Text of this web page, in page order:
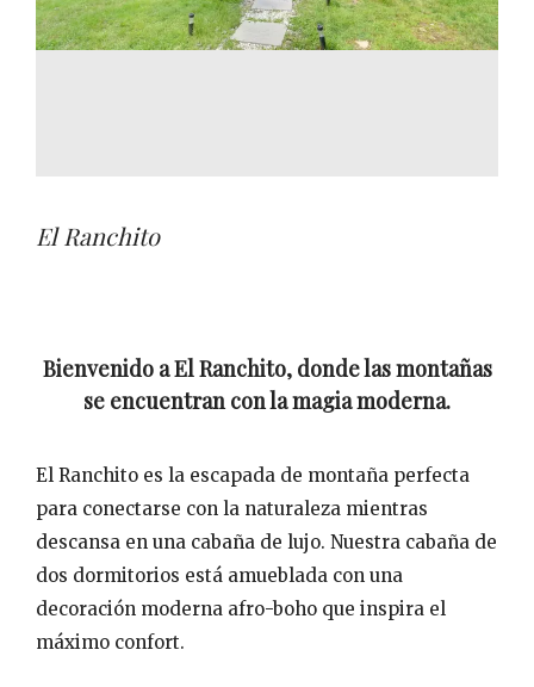
El Ranchito
Bienvenido a El Ranchito, donde las montañas
se encuentran con la magia moderna.
El Ranchito es la escapada de montaña perfecta
para conectarse con la naturaleza mientras
descansa en una cabaña de lujo. Nuestra cabaña de
dos dormitorios está amueblada con una
decoración moderna afro-boho que inspira el
máximo confort.